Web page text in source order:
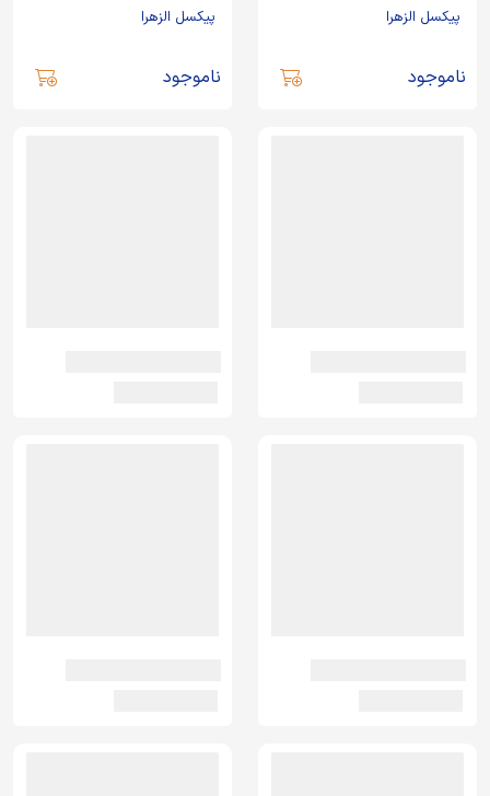
پیکسل الزهرا
ناموجود
پیکسل الزهرا
ناموجود